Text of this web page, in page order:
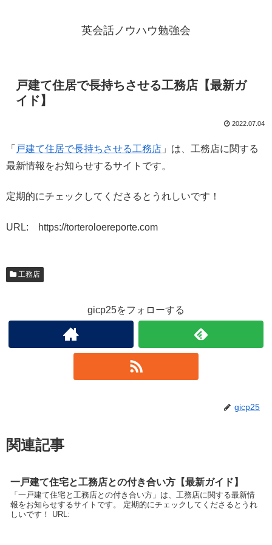
英会話ノウハウ勉強会
戸建て住居で長持ちさせる工務店【最新ガ
イド】
2022.07.04
「 戸建て住居で長持ちさせる工務店 」は、工務店に関する
最新情報をお知らせするサイトです。
定期的にチェックしてくださるとうれしいです！
URL: https://torteroloereporte.com
工務店
gicp25をフォローする
gicp25
関連記事
一戸建て住宅と工務店との付き合い方【最新ガイド】
「一戸建て住宅と工務店との付き合い方」は、工務店に関する最新情
報をお知らせするサイトです。 定期的にチェックしてくださるとうれ
しいです！ URL: